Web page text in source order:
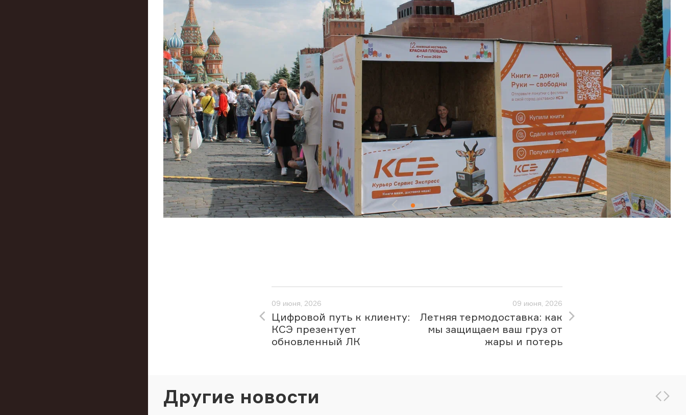
09 июня, 2026
Цифровой путь к клиенту:
КСЭ презентует
обновленный ЛК
09 июня, 2026
Летняя термодоставка: как
мы защищаем ваш груз от
жары и потерь
Другие новости